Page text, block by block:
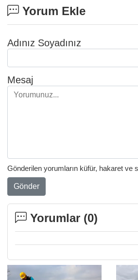
Yorum Ekle
Adınız Soyadınız
Mesaj
Gönderilen yorumların küfür, hakaret ve
Gönder
Yorumlar (0)